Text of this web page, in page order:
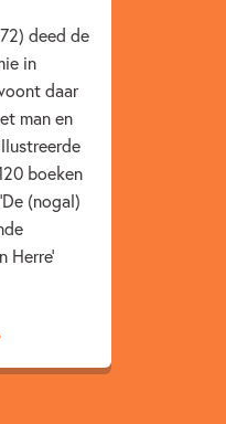
jaar
Op & rond school
Carry Slee
deed de
in
daar
man en
boeken
(nogal)
Herre’